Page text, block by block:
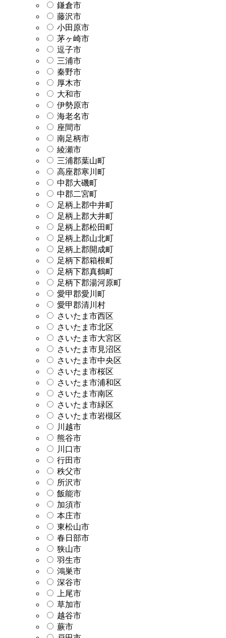
鎌倉市
藤沢市
小田原市
茅ヶ崎市
逗子市
三浦市
秦野市
厚木市
大和市
伊勢原市
海老名市
座間市
南足柄市
綾瀬市
三浦郡葉山町
高座郡寒川町
中郡大磯町
中郡二宮町
足柄上郡中井町
足柄上郡大井町
足柄上郡松田町
足柄上郡山北町
足柄上郡開成町
足柄下郡箱根町
足柄下郡真鶴町
足柄下郡湯河原町
愛甲郡愛川町
愛甲郡清川村
さいたま市西区
さいたま市北区
さいたま市大宮区
さいたま市見沼区
さいたま市中央区
さいたま市桜区
さいたま市浦和区
さいたま市南区
さいたま市緑区
さいたま市岩槻区
川越市
熊谷市
川口市
行田市
秩父市
所沢市
飯能市
加須市
本庄市
東松山市
春日部市
狭山市
羽生市
鴻巣市
深谷市
上尾市
草加市
越谷市
蕨市